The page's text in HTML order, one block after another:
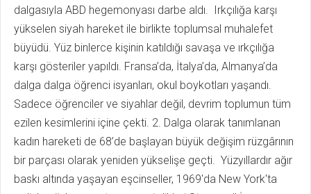
dalgasıyla ABD hegemonyası darbe aldı. Irkçılığa karşı
yükselen siyah hareket ile birlikte toplumsal muhalefet
büyüdü. Yüz binlerce kişinin katıldığı savaşa ve ırkçılığa
karşı gösteriler yapıldı. Fransa’da, İtalya’da, Almanya’da
dalga dalga öğrenci isyanları, okul boykotları yaşandı.
Sadece öğrenciler ve siyahlar değil, devrim toplumun tüm
ezilen kesimlerini içine çekti. 2. Dalga olarak tanımlanan
kadın hareketi de 68’de başlayan büyük değişim rüzgârının
bir parçası olarak yeniden yükselişe geçti. Yüzyıllardır ağır
baskı altında yaşayan eşcinseller, 1969'da New York'ta